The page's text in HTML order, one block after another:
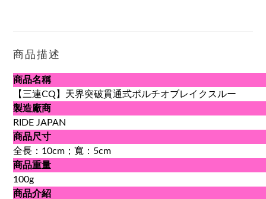
商品描述
商品名稱
【三連CQ】天界突破貫通式ポルチオブレイクスルー
製造廠商
RIDE JAPAN
商品尺寸
全長：10cm；寬：5cm
商品重量
100g
商品介紹